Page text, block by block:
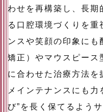
わせを再構築し、長期
る口腔環境づくりを重
ンスや笑顔の印象に
矯正）やマウスピース
に合わせた治療方法を
メインテナンスにも力
び”を長く保てるよう